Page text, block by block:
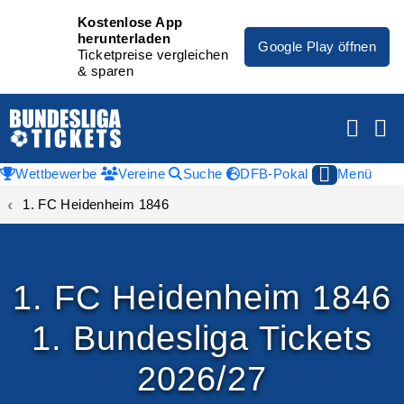
Kostenlose App
herunterladen
Ticketpreise vergleichen
& sparen
Google Play öffnen
Wettbewerbe Vereine Suche DFB-Pokal
Menü
1. FC Heidenheim 1846
1. FC Heidenheim 1846
1. Bundesliga Tickets
2026/27